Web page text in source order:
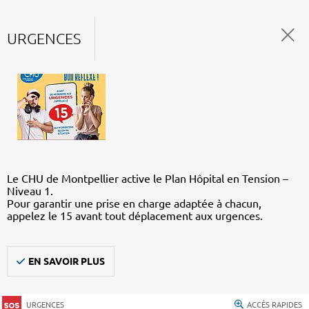
URGENCES
Le CHU de Montpellier active le Plan Hôpital en Tension –
Niveau 1.
Pour garantir une prise en charge adaptée à chacun,
appelez le 15 avant tout déplacement aux urgences.
EN SAVOIR PLUS
URGENCES ACCÈS RAPIDES